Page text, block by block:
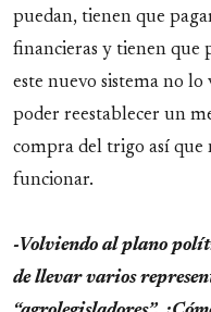
puedan, tienen que
financieras y tienen que
este nuevo sistema no lo
poder reestablecer un
compra del trigo así que
funcionar.
-Volviendo al plano
de llevar varios